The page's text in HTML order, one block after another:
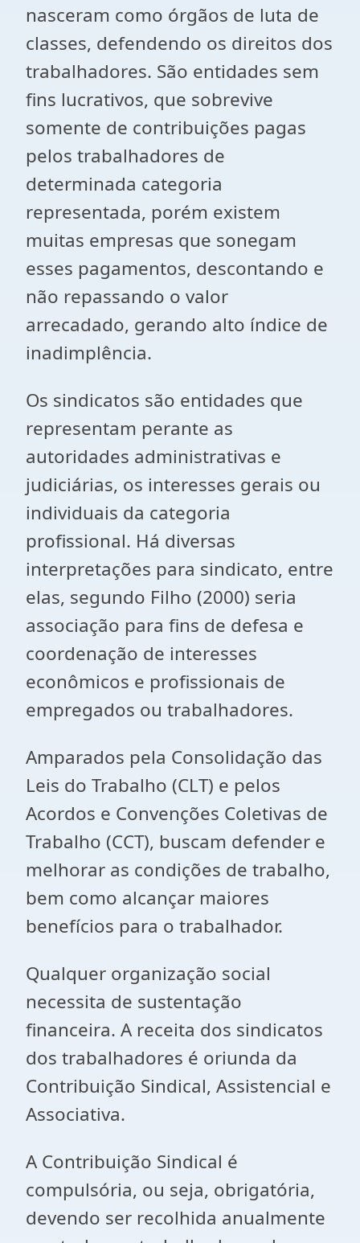
nasceram como órgãos de luta de
classes, defendendo os direitos dos
trabalhadores. São entidades sem
fins lucrativos, que sobrevive
somente de contribuições pagas
pelos trabalhadores de
determinada categoria
representada, porém existem
muitas empresas que sonegam
esses pagamentos, descontando e
não repassando o valor
arrecadado, gerando alto índice de
inadimplência.
Os sindicatos são entidades que
representam perante as
autoridades administrativas e
judiciárias, os interesses gerais ou
individuais da categoria
profissional. Há diversas
interpretações para sindicato, entre
elas, segundo Filho (2000) seria
associação para fins de defesa e
coordenação de interesses
econômicos e profissionais de
empregados ou trabalhadores.
Amparados pela Consolidação das
Leis do Trabalho (CLT) e pelos
Acordos e Convenções Coletivas de
Trabalho (CCT), buscam defender e
melhorar as condições de trabalho,
bem como alcançar maiores
benefícios para o trabalhador.
Qualquer organização social
necessita de sustentação
financeira. A receita dos sindicatos
dos trabalhadores é oriunda da
Contribuição Sindical, Assistencial e
Associativa.
A Contribuição Sindical é
compulsória, ou seja, obrigatória,
devendo ser recolhida anualmente